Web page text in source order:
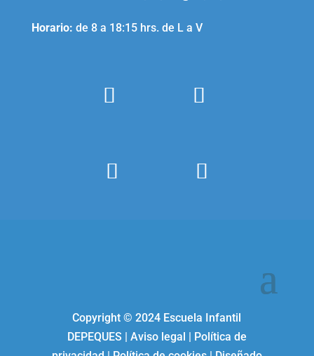
Horario: de 8 a 18:15 hrs. de L a V
Copyright ©2024 Escuela Infantil
DEPEQUES | Aviso legal | Política de